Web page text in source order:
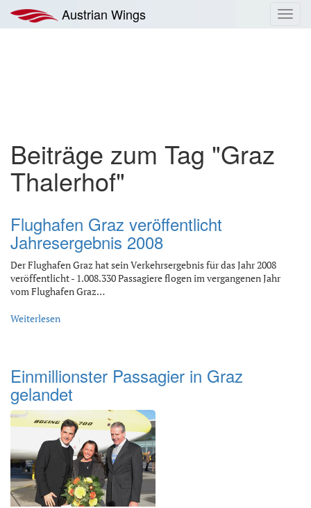
Inhalt
springen
Austrian Wings
Beiträge zum Tag "Graz
Thalerhof"
Flughafen Graz veröffentlicht
Jahresergebnis 2008
Der Flughafen Graz hat sein Verkehrsergebnis für das Jahr 2008
veröffentlicht - 1.008.330 Passagiere flogen im vergangenen Jahr
vom Flughafen Graz…
Weiterlesen
Einmillionster Passagier in Graz
gelandet